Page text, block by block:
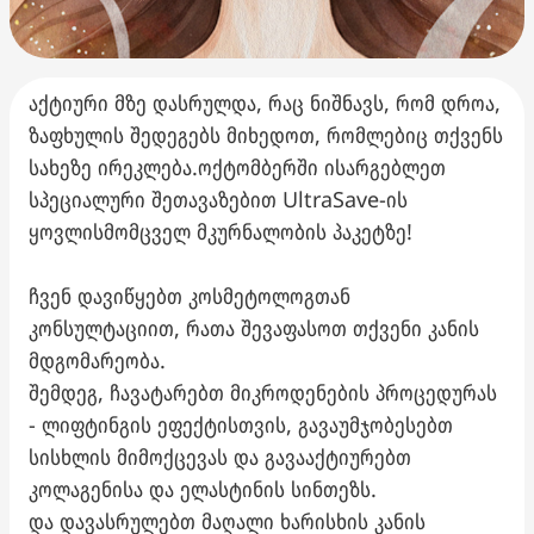
აქტიური მზე დასრულდა, რაც ნიშნავს, რომ დროა,
ზაფხულის შედეგებს მიხედოთ, რომლებიც თქვენს
სახეზე ირეკლება.ოქტომბერში ისარგებლეთ
სპეციალური შეთავაზებით UltraSave-ის
ყოვლისმომცველ მკურნალობის პაკეტზე!
ჩვენ დავიწყებთ კოსმეტოლოგთან
კონსულტაციით, რათა შევაფასოთ თქვენი კანის
მდგომარეობა.
შემდეგ, ჩავატარებთ მიკროდენების პროცედურას
- ლიფტინგის ეფექტისთვის, გავაუმჯობესებთ
სისხლის მიმოქცევას და გავააქტიურებთ
კოლაგენისა და ელასტინის სინთეზს.
და დავასრულებთ მაღალი ხარისხის კანის